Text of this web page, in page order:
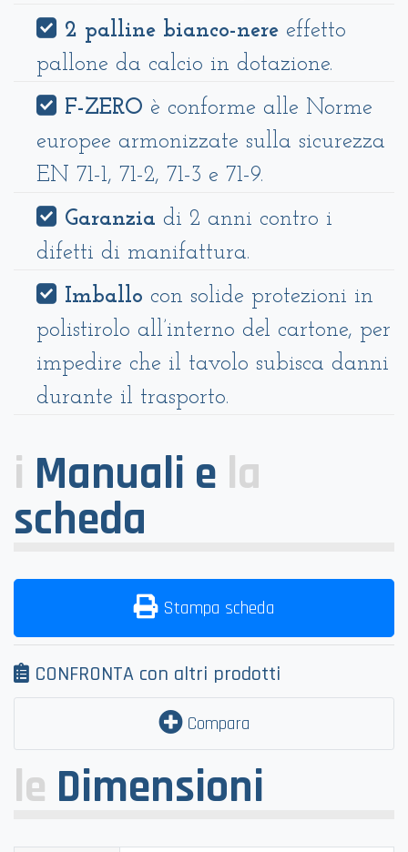
2 palline bianco-nere effetto
pallone da calcio in dotazione.
F-ZERO è conforme alle Norme
europee armonizzate sulla sicurezza
EN 71-1, 71-2, 71-3 e 71-9.
Garanzia di 2 anni contro i
difetti di manifattura.
Imballo con solide protezioni in
polistirolo all’interno del cartone, per
impedire che il tavolo subisca danni
durante il trasporto.
i Manuali e la
scheda
Stampa scheda
CONFRONTA con altri prodotti
Compara
le Dimensioni